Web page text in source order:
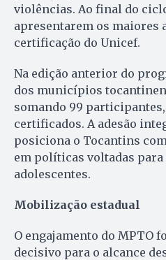
violências. Ao final do
apresentarem os maiores
certificação do Unicef.
Na edição anterior do
dos municípios
somando 99
certificados. A adesão
posiciona o Tocantins
em políticas voltadas para
adolescentes.
Mobilização estadual
O engajamento do MPTO
decisivo para o alcance